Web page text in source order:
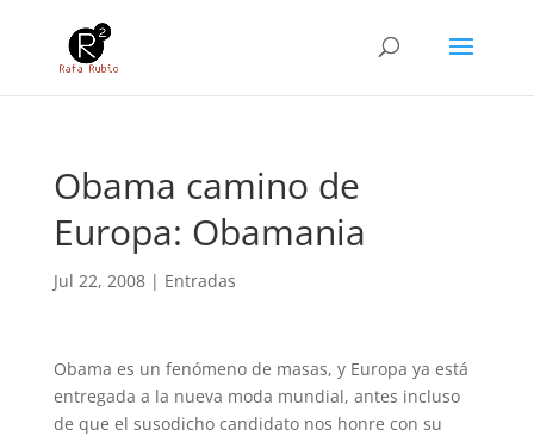
Obama camino de
Europa: Obamania
Jul 22, 2008| Entradas
Obama es un fenómeno de masas, y Europa ya está
entregada a la nueva moda mundial, antes incluso
de que el susodicho candidato nos honre con su